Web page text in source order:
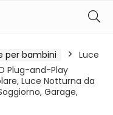
per bambini
Luce
Plug-and-Play
Luce Notturna da
Garage,